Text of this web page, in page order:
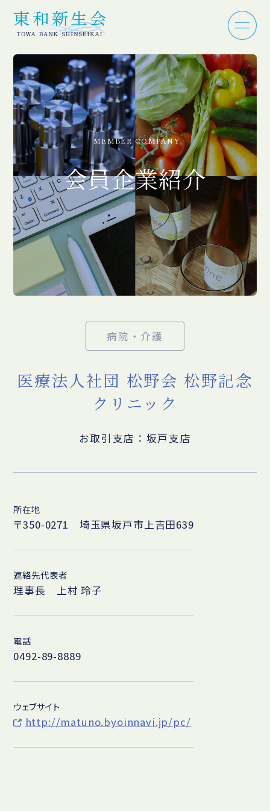
MEMBER COMPANY
会員企業紹介
病院・介護
医療法人社団 松野会 松野記念
クリニック
お取引支店：坂戸支店
所在地
〒350-0271 埼玉県坂戸市上吉田639
連絡先代表者
理事長 上村 玲子
電話
0492-89-8889
ウェブサイト
http://matuno.byoinnavi.jp/pc/